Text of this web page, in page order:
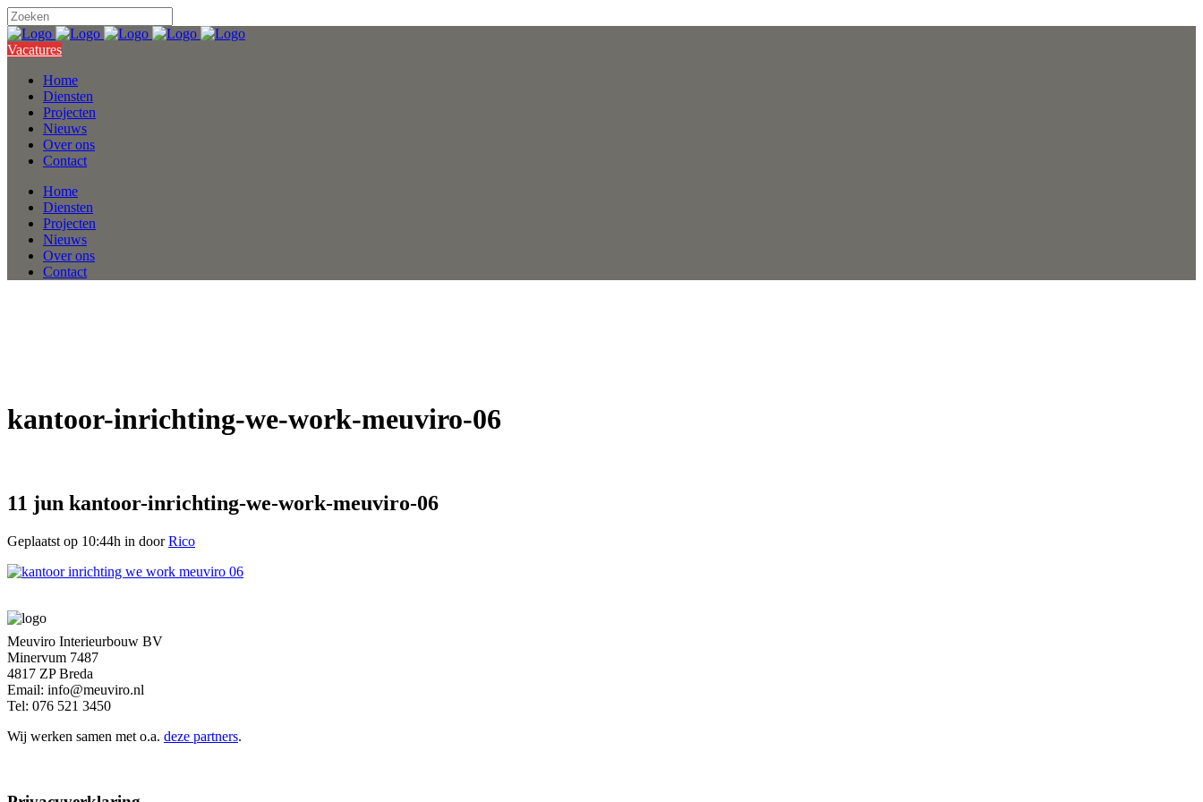
Vacatures
Home
Diensten
Projecten
Nieuws
Over ons
Contact
Home
Diensten
Projecten
Nieuws
Over ons
Contact
kantoor-inrichting-we-work-meuviro-06
11 jun kantoor-inrichting-we-work-meuviro-06
Geplaatst op 10:44h in doorRico
Meuviro Interieurbouw BV
Minervum 7487
4817 ZP Breda
Email: info@meuviro.nl
Tel: 076 521 3450
Wij werken samen met o.a. deze partners.